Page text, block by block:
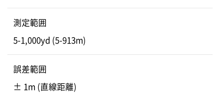
測定範囲
5-1,000yd (5-913m)
誤差範囲
± 1m (直線距離)